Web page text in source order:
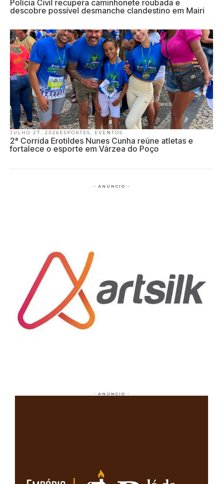
Polícia Civil recupera caminhonete roubada e
descobre possível desmanche clandestino em Mairi
JULHO 27, 2026 ESPORTES EVENTOS
2ª Corrida Erotildes Nunes Cunha reúne atletas e
fortalece o esporte em Várzea do Poço
- ANÚNCIO -
- ANÚNCIO -